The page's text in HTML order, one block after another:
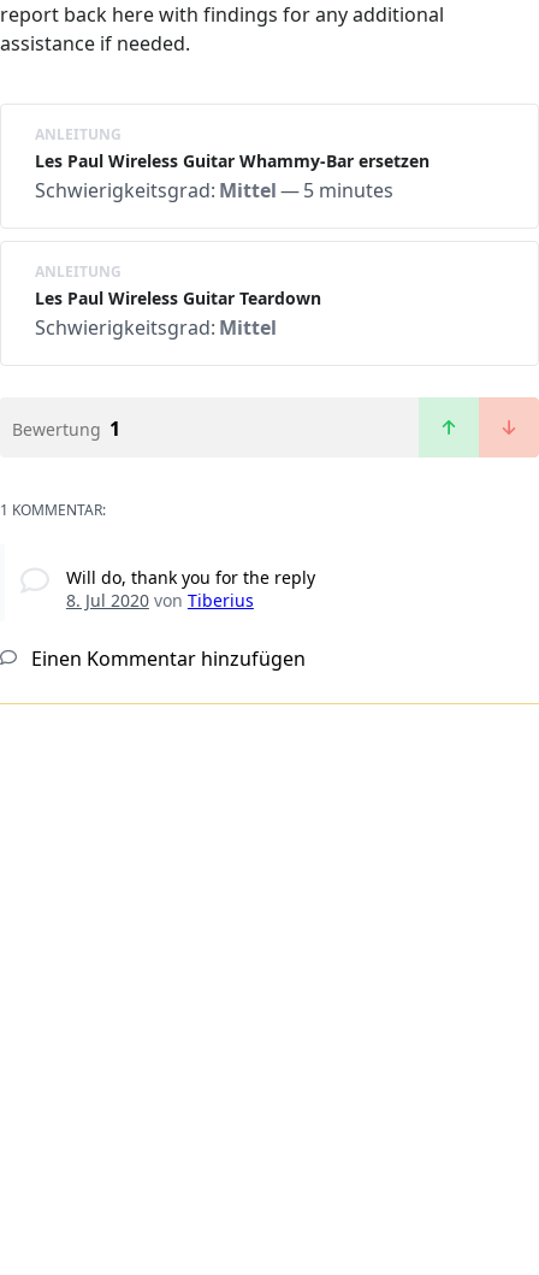
report back here with findings for any additional
assistance if needed.
ANLEITUNG
Les Paul Wireless Guitar Whammy-Bar ersetzen
Schwierigkeitsgrad: Mittel—5 minutes
ANLEITUNG
Les Paul Wireless Guitar Teardown
Schwierigkeitsgrad: Mittel
Bewertung 1
1 KOMMENTAR:
Will do, thank you for the reply
8. Jul 2020von Tiberius
Einen Kommentar hinzufügen